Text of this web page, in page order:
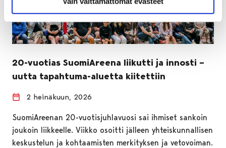
20-vuotias SuomiAreena liikutti ja innosti –
uutta tapahtuma-aluetta kiitettiin
2 heinäkuun, 2026
SuomiAreenan 20-vuotisjuhlavuosi sai ihmiset sankoin
joukoin liikkeelle. Viikko osoitti jälleen yhteiskunnallisen
keskustelun ja kohtaamisten merkityksen ja vetovoiman.